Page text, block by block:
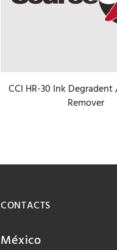
CCI HR-30 Ink
Remover
CONTACTS
México